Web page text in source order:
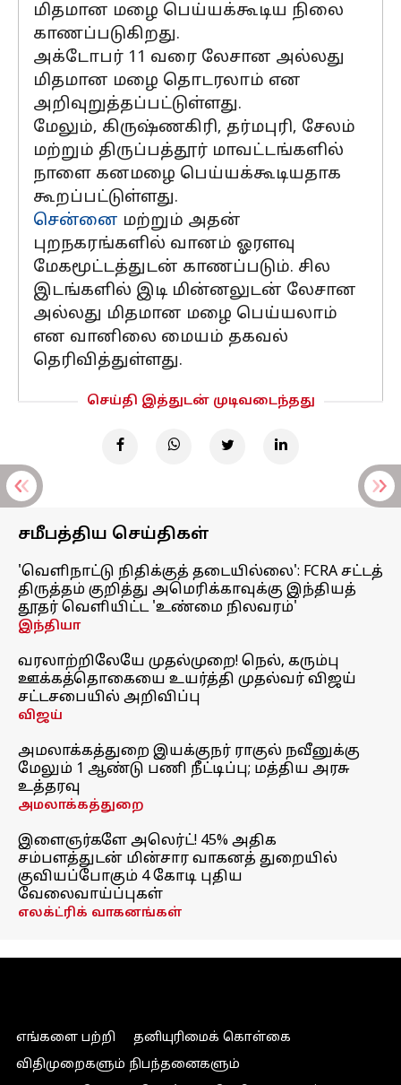
மிதமான மழை பெய்யக்கூடிய நிலை
காணப்படுகிறது.
அக்டோபர் 11 வரை லேசான அல்லது
மிதமான மழை தொடரலாம் என
அறிவுறுத்தப்பட்டுள்ளது.
மேலும், கிருஷ்ணகிரி, தர்மபுரி, சேலம்
மற்றும் திருப்பத்தூர் மாவட்டங்களில்
நாளை கனமழை பெய்யக்கூடியதாக
கூறப்பட்டுள்ளது.
சென்னை மற்றும் அதன்
புறநகரங்களில் வானம் ஓரளவு
மேகமூட்டத்துடன் காணப்படும். சில
இடங்களில் இடி மின்னலுடன் லேசான
அல்லது மிதமான மழை பெய்யலாம்
என வானிலை மையம் தகவல்
தெரிவித்துள்ளது.
செய்தி இத்துடன் முடிவடைந்தது
சமீபத்திய செய்திகள்
'வெளிநாட்டு நிதிக்குத் தடையில்லை': FCRA சட்டத்
திருத்தம் குறித்து அமெரிக்காவுக்கு இந்தியத்
தூதர் வெளியிட்ட 'உண்மை நிலவரம்'
இந்தியா
வரலாற்றிலேயே முதல்முறை! நெல், கரும்பு
ஊக்கத்தொகையை உயர்த்தி முதல்வர் விஜய்
சட்டசபையில் அறிவிப்பு
விஜய்
அமலாக்கத்துறை இயக்குநர் ராகுல் நவீனுக்கு
மேலும் 1 ஆண்டு பணி நீட்டிப்பு; மத்திய அரசு
உத்தரவு
அமலாக்கத்துறை
இளைஞர்களே அலெர்ட்! 45% அதிக
சம்பளத்துடன் மின்சார வாகனத் துறையில்
குவியப்போகும் 4 கோடி புதிய
வேலைவாய்ப்புகள்
எலக்ட்ரிக் வாகனங்கள்
எங்களை பற்றி
தனியுரிமைக் கொள்கை
விதிமுறைகளும் நிபந்தனைகளும்